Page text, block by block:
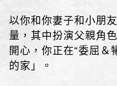
以你和你妻子和小朋
量，其中扮演父親角
開心，你正在“委屈＆
的家」。